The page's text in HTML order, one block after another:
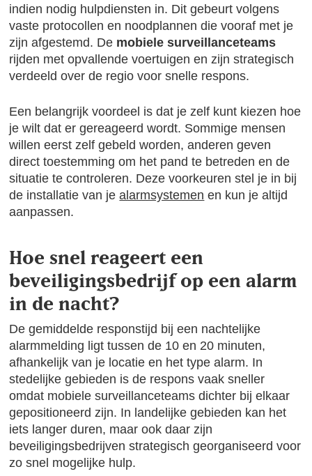
indien nodig hulpdiensten in. Dit gebeurt volgens
vaste protocollen en noodplannen die vooraf met je
zijn afgestemd. De mobiele surveillanceteams
rijden met opvallende voertuigen en zijn strategisch
verdeeld over de regio voor snelle respons.
Een belangrijk voordeel is dat je zelf kunt kiezen hoe
je wilt dat er gereageerd wordt. Sommige mensen
willen eerst zelf gebeld worden, anderen geven
direct toestemming om het pand te betreden en de
situatie te controleren. Deze voorkeuren stel je in bij
de installatie van jealarmsystemen en kun je altijd
aanpassen.
Hoe snel reageert een
beveiligingsbedrijf op een alarm
in de nacht?
De gemiddelde responstijd bij een nachtelijke
alarmmelding ligt tussen de 10 en 20 minuten,
afhankelijk van je locatie en het type alarm. In
stedelijke gebieden is de respons vaak sneller
omdat mobiele surveillanceteams dichter bij elkaar
gepositioneerd zijn. In landelijke gebieden kan het
iets langer duren, maar ook daar zijn
beveiligingsbedrijven strategisch georganiseerd voor
zo snel mogelijke hulp.